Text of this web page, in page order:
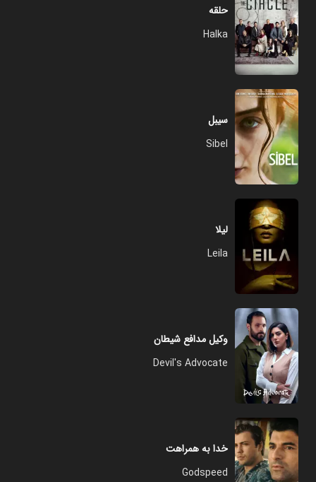
حلقه
Halka
سیبل
Sibel
لیلا
Leila
وکیل مدافع شیطان
Devil's Advocate
خدا به همراهت
Godspeed